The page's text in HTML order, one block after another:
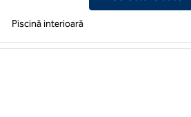
Piscină interioară